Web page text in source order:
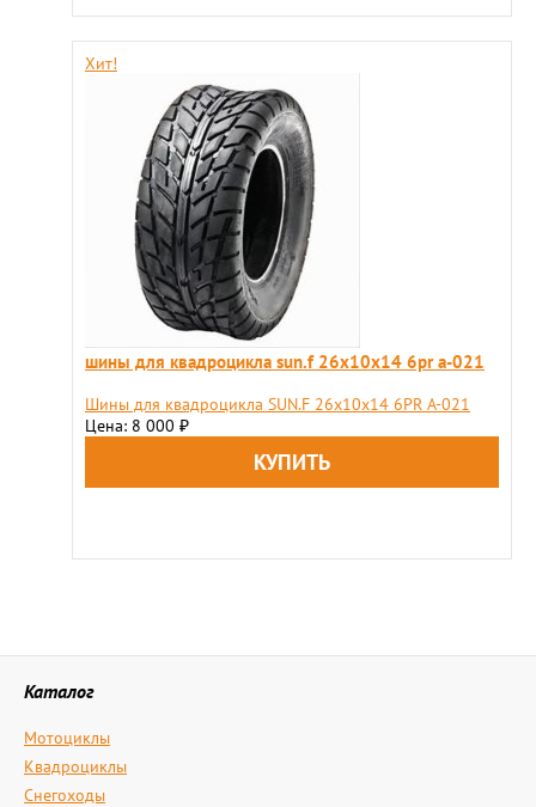
Хит!
шины для квадроцикла sun.f 26х10х14 6pr a-021
Шины для квадроцикла SUN.F 26х10х14 6PR A-021
Цена: 8 000 ₽
Каталог
Мотоциклы
Квадроциклы
Снегоходы